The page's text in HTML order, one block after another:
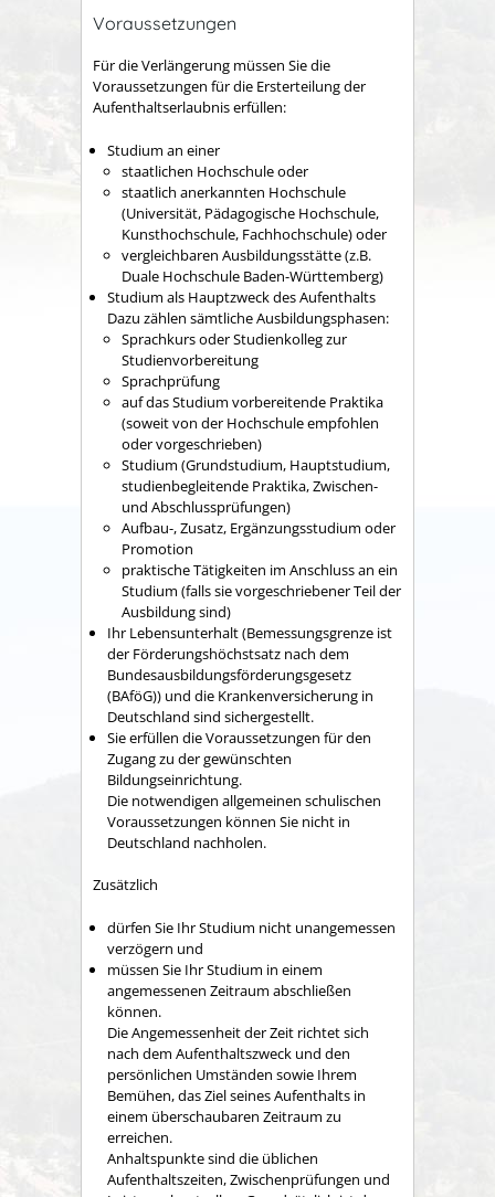
Voraussetzungen
Für die Verlängerung müssen Sie die
Voraussetzungen für die Ersterteilung der
Aufenthaltserlaubnis erfüllen:
Studium an einer
staatlichen Hochschule oder
staatlich anerkannten Hochschule
(Universität, Pädagogische Hochschule,
Kunsthochschule, Fachhochschule)oder
vergleichbaren Ausbildungsstätte(z.B.
Duale Hochschule Baden-Württemberg)
Studium als Hauptzweck des Aufenthalts
Dazu zählen sämtliche Ausbildungsphasen:
Sprachkurs oder Studienkolleg zur
Studienvorbereitung
Sprachprüfung
auf das Studium vorbereitende Praktika
(soweit von der Hochschule empfohlen
oder vorgeschrieben)
Studium (Grundstudium, Hauptstudium,
studienbegleitende Praktika, Zwischen-
und Abschlussprüfungen)
Aufbau-, Zusatz, Ergänzungsstudium oder
Promotion
praktische Tätigkeiten im Anschluss an ein
Studium (falls sie vorgeschriebener Teil der
Ausbildung sind)
Ihr Lebensunterhalt(Bemessungsgrenze ist
der Förderungshöchstsatz nach dem
Bundesausbildungsförderungsgesetz
(BAföG)) und die Krankenversicherung in
Deutschland sind sichergestellt.
Sie erfüllen die Voraussetzungen für den
Zugang zu der gewünschten
Bildungseinrichtung.
Die notwendigen allgemeinen schulischen
Voraussetzungen können Sie nicht in
Deutschland nachholen.
Zusätzlich
dürfen Sie Ihr Studium nicht unangemessen
verzögern und
müssen Sie Ihr Studium in einem
angemessenen Zeitraum abschließen
können.
Die Angemessenheit der Zeit richtet sich
nach dem Aufenthaltszweck und den
persönlichen Umständen sowie Ihrem
Bemühen, das Ziel seines Aufenthalts in
einem überschaubaren Zeitraum zu
erreichen.
Anhaltspunkte sind die üblichen
Aufenthaltszeiten, Zwischenprüfungen und